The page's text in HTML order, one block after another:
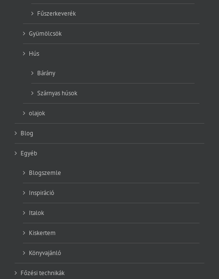
Fűszerkeverék
Gyümölcsök
Hús
Bárány
Szárnyas húsok
olajok
Blog
Egyéb
Blogszemle
Inspiráció
Italok
Kiskertem
Könyvajánló
Főzési technikák